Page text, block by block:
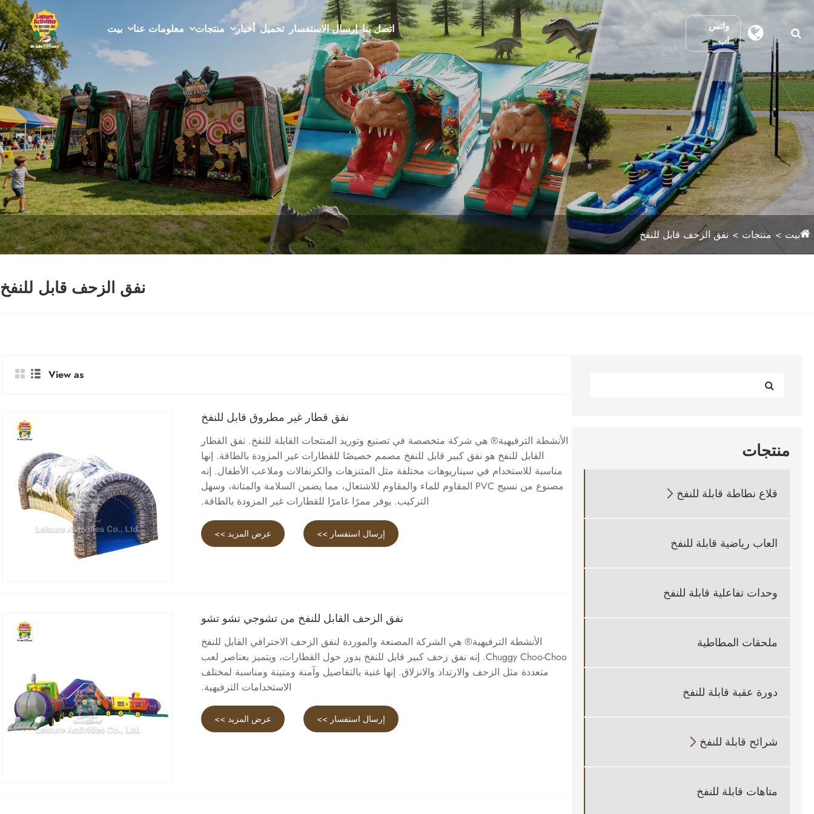
واتس
اب
بيت معلومات عنا منتجات أخبار تحميل إرسال الاستفسار اتصل بنا
بيت منتجات نفق الزحف قابل للنفخ
نفق الزحف قابل للنفخ
منتجات
قلاع نطاطة قابلة للنفخ 
العاب رياضية قابلة للنفخ
وحدات تفاعلية قابلة للنفخ
ملحقات المطاطية
دورة عقبة قابلة للنفخ
شرائح قابلة للنفخ 
متاهات قابلة للنفخ
View as
نفق قطار غير مطروق قابل للنفخ
الأنشطة الترفيهية® هي شركة متخصصة في تصنيع وتوريد المنتجات القابلة للنفخ. نفق القطار
القابل للنفخ هو نفق كبير قابل للنفخ مصمم خصيصًا للقطارات غير المزودة بالطاقة. إنها
مناسبة للاستخدام في سيناريوهات مختلفة مثل المتنزهات والكرنفالات وملاعب الأطفال. إنه
مصنوع من نسيج PVC المقاوم للماء والمقاوم للاشتعال، مما يضمن السلامة والمتانة، وسهل
التركيب. يوفر ممرًا غامرًا للقطارات غير المزودة بالطاقة.
عرض المزيد >> إرسال استفسار >>
نفق الزحف القابل للنفخ من تشوجي تشو تشو
الأنشطة الترفيهية® هي الشركة المصنعة والموردة لنفق الزحف الاحترافي القابل للنفخ
Chuggy Choo-Choo. إنه نفق زحف كبير قابل للنفخ يدور حول القطارات، ويتميز بعناصر لعب
متعددة مثل الزحف والارتداد والانزلاق. إنها غنية بالتفاصيل وآمنة ومتينة ومناسبة لمختلف
الاستخدامات الترفيهية.
عرض المزيد >> إرسال استفسار >>